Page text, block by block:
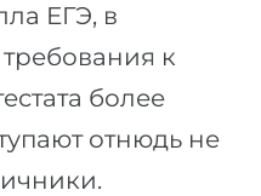
ЕГЭ, в
к
более
отнюдь не